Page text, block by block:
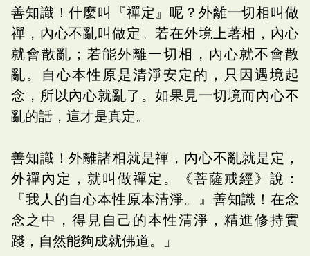
善知識！什麼叫『禪定』呢？外離一切相叫做
禪，內心不亂叫做定。若在外境上著相，內心
就會散亂；若能外離一切相，內心就不會散
亂。自心本性原是清淨安定的，只因遇境起
念，所以內心就亂了。如果見一切境而內心不
亂的話，這才是真定。
善知識！外離諸相就是禪，內心不亂就是定，
外禪內定，就叫做禪定。《菩薩戒經》說：
『我人的自心本性原本清淨。』善知識！在念
念之中，得見自己的本性清淨，精進修持實
踐，自然能夠成就佛道。」